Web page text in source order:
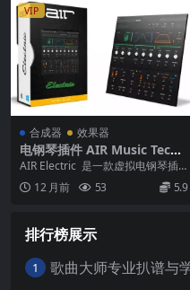
VIP
合成器 效果器
电钢琴插件 AIR Music Techn
ology Electric v1.2.1.14-Wi
N
AIR Electric 是一款虚拟电钢琴插
件，精准模拟 Rhodes、Wur...
12 月前 53 5.9
排行榜展示
1